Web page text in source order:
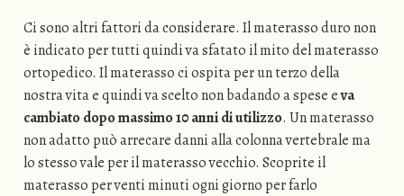
Ci sono altri fattori da considerare. Il materasso duro non
è indicato per tutti quindi va sfatato il mito del materasso
ortopedico. Il materasso ci ospita per un terzo della
nostra vita e quindi va scelto non badando a spese eva
cambiato dopo massimo 10 anni di utilizzo. Un materasso
non adatto può arrecare danni alla colonna vertebrale ma
lo stesso vale per il materasso vecchio. Scoprite il
materasso per venti minuti ogni giorno per farlo